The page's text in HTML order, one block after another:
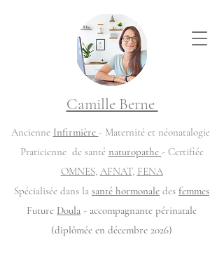
Camille Berne
Ancienne Infirmière - Maternité et néonatalogie
Praticienne de santé naturopathe - Certifiée
OMNES, AFNAT, FENA
Spécialisée dans la santé hormonale des femmes
Future Doula - accompagnante périnatale
(diplômée en décembre 2026)